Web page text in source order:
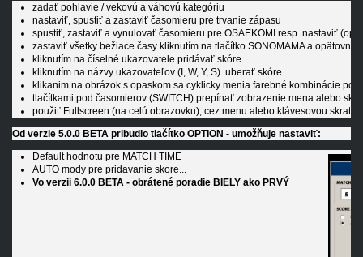
zadať pohlavie / vekovú a váhovú kategóriu
nastaviť, spustiť a zastaviť časomieru pre trvanie zápasu
spustiť, zastaviť a vynulovať časomieru pre OSAEKOMI resp. nastaviť
zastaviť všetky bežiace časy kliknutím na tlačítko SONOMAMA a opätovne
kliknutím na číselné ukazovatele pridávať skóre
kliknutím na názvy ukazovateľov (I, W, Y, S) uberať skóre
klikanim na obrázok s opaskom sa cyklicky menia farebné kombinácie
tlačítkami pod časomierov (SWITCH) prepínať zobrazenie mena alebo
použiť Fullscreen (na celú obrazovku), cez menu alebo klávesovou
Odverzie 5.0.0 BETA pribudlo tlačítko OPTION - umožňuje nastaviť:
Default hodnotu pre MATCH TIME
AUTO mody pre pridavanie skore...
Vo verzii 6.0.0 BETA - obrátené poradie BIELY ako PRVÝ